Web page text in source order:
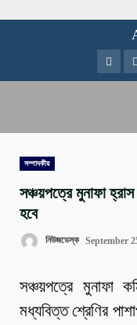
সম্পাদকীয়
সঞ্চয়পত্রে মুনাফা
হবে
নিউজডেস্ক September
সঞ্চয়পত্রে মুনাফা
মধ্যবিত্ত শ্রেণির